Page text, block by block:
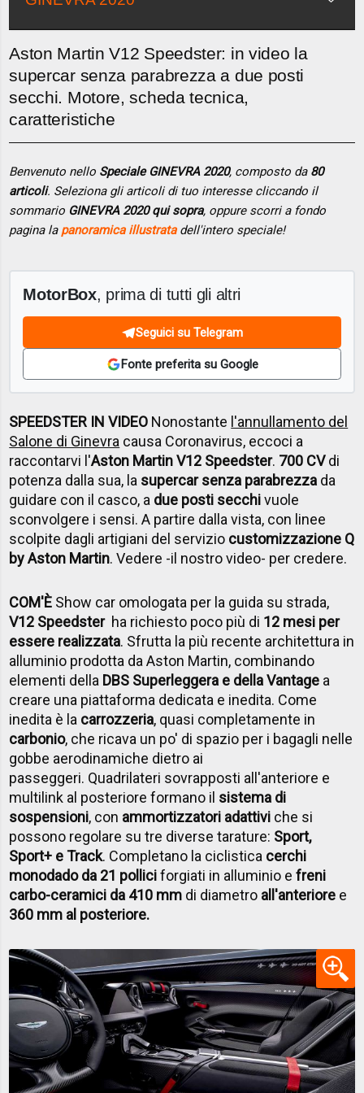
Aston Martin V12 Speedster: in video la
supercar senza parabrezza a due posti
secchi. Motore, scheda tecnica,
caratteristiche
Benvenuto nello Speciale GINEVRA 2020, composto da 80
articoli. Seleziona gli articoli di tuo interesse cliccando il
sommario GINEVRA 2020 qui sopra, oppure scorri a fondo
pagina la panoramica illustratadell'intero speciale!
MotorBox, prima di tutti gli altri
Seguici su Telegram
Fonte preferita su Google
SPEEDSTER IN VIDEO Nonostante l'annullamento del
Salone di Ginevra causa Coronavirus, eccoci a
raccontarvi l'Aston Martin V12 Speedster. 700 CVdi
potenza dalla sua, la supercar senza parabrezza da
guidare con il casco, a due posti secchivuole
sconvolgere i sensi. A partire dalla vista, con linee
scolpite dagli artigiani del servizio customizzazione Q
by Aston Martin. Vedere -il nostro video- per credere.
COM'È Show car omologata per la guida su strada,
V12 Speedsterha richiesto poco più di 12 mesi per
essere realizzata. Sfrutta la più recente architettura in
alluminio prodotta da Aston Martin, combinando
elementi della DBS Superleggera e della Vantage a
creare una piattaforma dedicata e inedita. Come
inedita è la carrozzeria, quasi completamente in
carbonio, che ricava un po' di spazio per i bagagli nelle
gobbe aerodinamiche dietro ai
passeggeri. Quadrilateri sovrapposti all'anteriore e
multilink al posteriore formano il sistema di
sospensioni, con ammortizzatori adattivi che si
possono regolare su tre diverse tarature: Sport,
Sport+ e Track. Completano la ciclistica cerchi
monodado da 21 polliciforgiati in alluminio efreni
carbo-ceramici da 410 mm di diametro all'anteriore e
360 mm al posteriore.